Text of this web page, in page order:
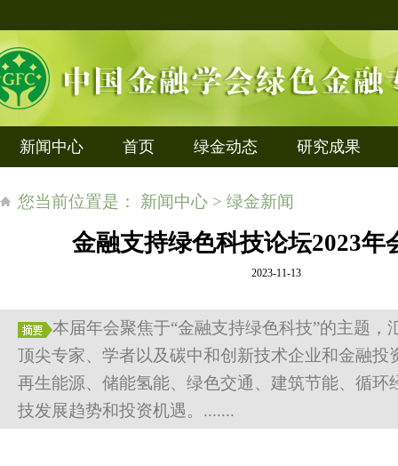
新闻中心 首页 绿金动态 研究成果
您当前位置是： 新闻中心 > 绿金新闻
金融支持绿色科技论坛2023年
2023-11-13
本届年会聚焦于“金融支持绿色科技”的主题，
顶尖专家、学者以及碳中和创新技术企业和金融投
再生能源、储能氢能、绿色交通、建筑节能、循环
技发展趋势和投资机遇。.......